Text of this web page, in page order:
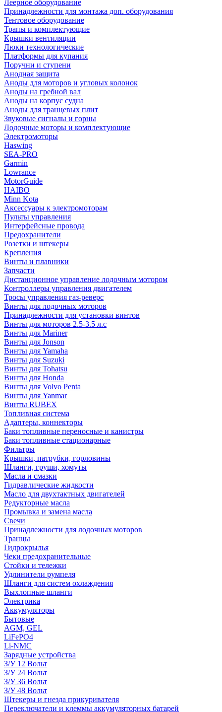
Леерное оборудование
Принадлежности для монтажа доп. оборудования
Тентовое оборудование
Трапы и комплектующие
Крышки вентиляции
Люки технологические
Платформы для купания
Поручни и ступени
Анодная защита
Аноды для моторов и угловых колонок
Аноды на гребной вал
Аноды на корпус судна
Аноды для транцевых плит
Звуковые сигналы и горны
Лодочные моторы и комплектующие
Электромоторы
Haswing
SEA-PRO
Garmin
Lowrance
MotorGuide
HAIBO
Minn Kota
Аксессуары к электромоторам
Пульты управления
Интерфейсные провода
Предохранители
Розетки и штекеры
Крепления
Винты и плавники
Запчасти
Дистанционное управление лодочным мотором
Контроллеры управления двигателем
Тросы управления газ-реверс
Винты для лодочных моторов
Принадлежности для установки винтов
Винты для моторов 2.5-3.5 л.с
Винты для Mariner
Винты для Jonson
Винты для Yamaha
Винты для Suzuki
Винты для Tohatsu
Винты для Honda
Винты для Volvo Penta
Винты для Yanmar
Винты RUBEX
Топливная система
Адаптеры, коннекторы
Баки топливные переносные и канистры
Баки топливные стационарные
Фильтры
Крышки, патрубки, горловины
Шланги, груши, хомуты
Масла и смазки
Гидравлические жидкости
Масло для двухтактных двигателей
Редукторные масла
Промывка и замена масла
Свечи
Принадлежности для лодочных моторов
Транцы
Гидрокрылья
Чеки предохранительные
Стойки и тележки
Удлинители румпеля
Шланги для систем охлаждения
Выхлопные шланги
Электрика
Аккумуляторы
Бытовые
AGM, GEL
LiFePO4
Li-NMC
Зарядные устройства
З/У 12 Вольт
З/У 24 Вольт
З/У 36 Вольт
З/У 48 Вольт
Штекеры и гнезда прикуривателя
Переключатели и клеммы аккумуляторных батарей